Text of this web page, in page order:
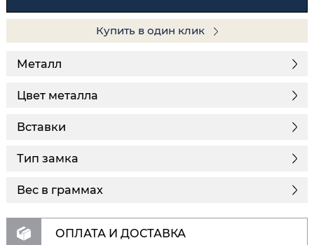
Купить в один клик
Металл
Цвет металла
Вставки
Тип замка
Вес в граммах
ОПЛАТА И ДОСТАВКА